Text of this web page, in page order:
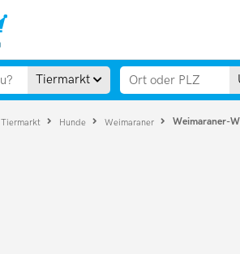
Tiermarkt
Tiermarkt Hunde Weimaraner Weimaraner-